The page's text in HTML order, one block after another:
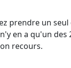
prendre un
en a qu'un des
recours.